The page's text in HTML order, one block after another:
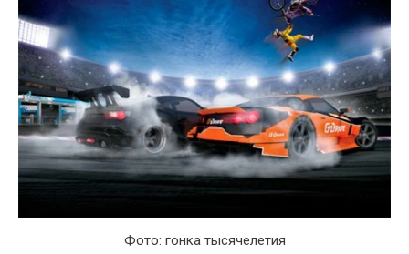
Фото: гонка тысячелетия